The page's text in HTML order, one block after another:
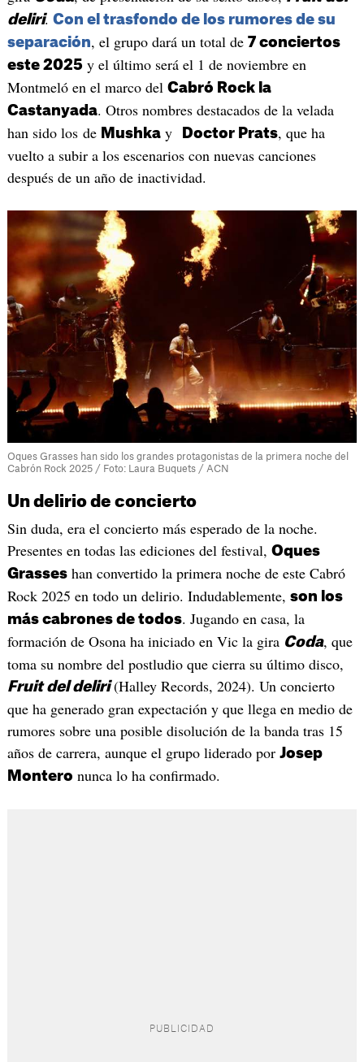
deliri. Con el trasfondo de los rumores de su
separación, el grupo dará un total de 7 conciertos
este 2025y el último será el 1 de noviembre en
Montmeló en el marco del Cabró Rock la
Castanyada. Otros nombres destacados de la velada
han sido los de Mushkay Doctor Prats, que ha
vuelto a subir a los escenarios con nuevas canciones
después de un año de inactividad.
Oques Grasses han sido los grandes protagonistas de la primera noche del
Cabrón Rock 2025 / Foto: Laura Buquets / ACN
Un delirio de concierto
Sin duda, era el concierto más esperado de la noche.
Presentes en todas las ediciones del festival, Oques
Grasseshan convertido la primera noche de este Cabró
Rock 2025 en todo un delirio. Indudablemente, son los
más cabrones de todos. Jugando en casa, la
formación de Osona ha iniciado en Vic la gira Coda, que
toma su nombre del postludio que cierra su último disco,
Fruit del deliri(Halley Records, 2024). Un concierto
que ha generado gran expectación y que llega en medio de
rumores sobre una posible disolución de la banda tras 15
años de carrera, aunque el grupo liderado por Josep
Montero nunca lo ha confirmado.